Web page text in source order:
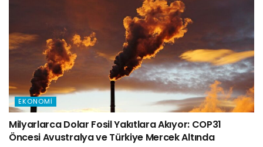
EKONOMI
Milyarlarca Dolar Fosil Yakıtlara Akıyor: COP31
Öncesi Avustralya ve Türkiye Mercek Altında